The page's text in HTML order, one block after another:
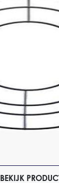
BEKIJK